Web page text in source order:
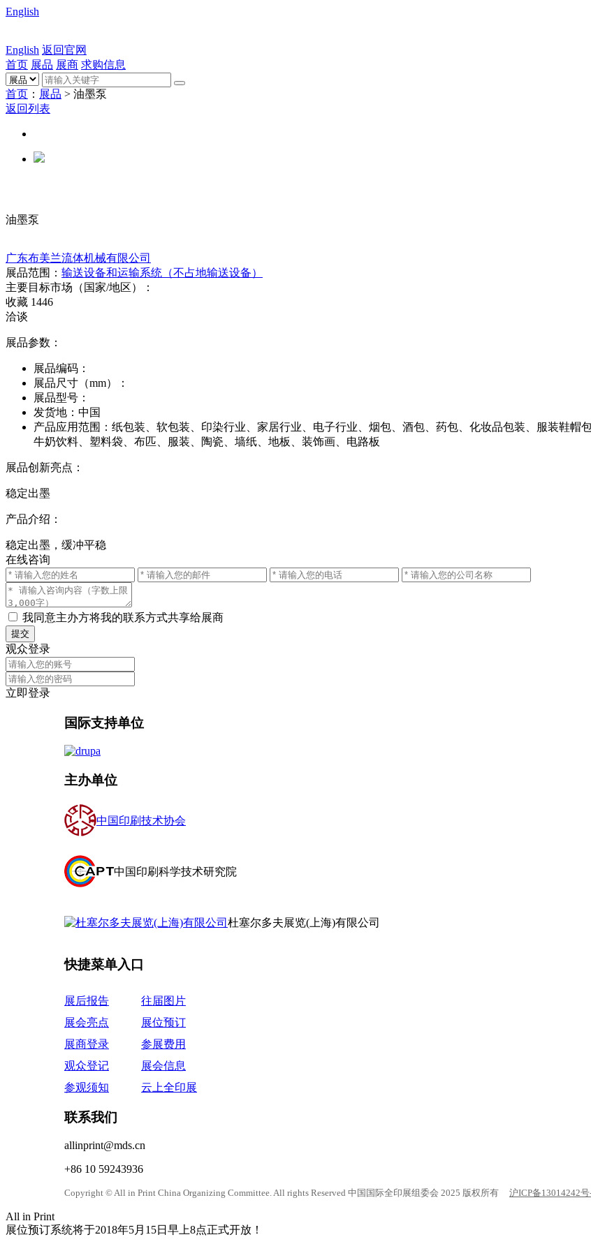
English
English 返回官网
首页 展品 展商 求购信息
首页 ： 展品 > 油墨泵
返回列表
油墨泵
广东布美兰流体机械有限公司
展品范围： 输送设备和运输系统（不占地输送设备）
主要目标市场（国家/地区）：
收藏 1446
洽谈
展品参数：
展品编码：
展品尺寸（mm）：
展品型号：
发货地： 中国
产品应用范围： 纸包装、软包装、印染行业、家居行业、电子行业、烟包、酒包、药包、化妆品包装、服装鞋帽
牛奶饮料、塑料袋、布匹、服装、陶瓷、墙纸、地板、装饰画、电路板
展品创新亮点：
稳定出墨
产品介绍：
稳定出墨，缓冲平稳
在线咨询
我同意主办方将我的联系方式共享给展商
提交
观众登录
立即登录
国际支持单位
主办单位
中国印刷技术协会
中国印刷科学技术研究院
杜塞尔多夫展览(上海)有限公司
快捷菜单入口
展后报告
往届图片
展会亮点
展位预订
展商登录
参展费用
观众登记
展会信息
参观须知
云上全印展
联系我们
allinprint@mds.cn
+86 10 59243936
Copyright © All in Print China Organizing Committee. All rights Reserved 中国国际全印展组委会 2025 版权所有 沪ICP备13014242号
All in Print
展位预订系统将于2018年5月15日早上8点正式开放！